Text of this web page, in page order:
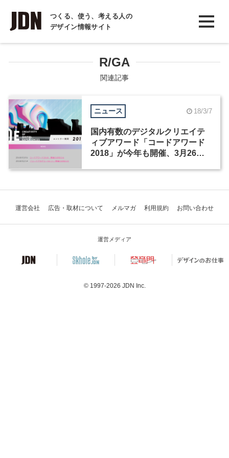
つくる、使う、考える人の
デザイン情報サイト
INTERVIEW
インタビュー
COLUMN
コラム
R/GA
関連記事
ニュース 18/3/7
国内有数のデジタルクリエイテ
ィブアワード「コードアワード
2018」が今年も開催、3月26日
運営会社 広告・取材について メルマガ 利用規約 お問い合わせ
運営メディア
© 1997-2026 JDN Inc.